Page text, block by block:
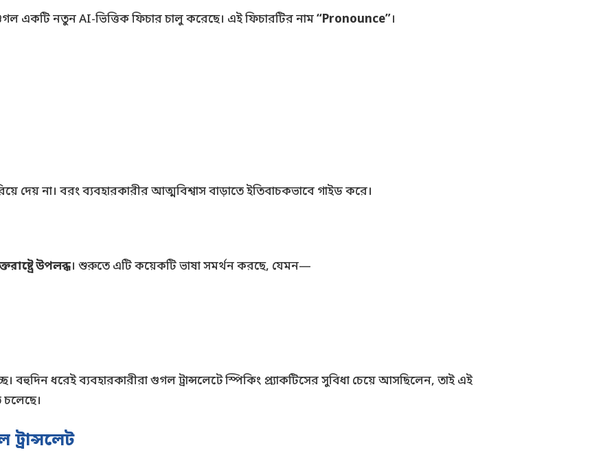
একটি নতুন AI-ভিত্তিক ফিচার চালু করেছে। এই ফিচারটির নাম“Pronounce”।
না। বরং ব্যবহারকারীর আত্মবিশ্বাস বাড়াতে ইতিবাচকভাবে গাইড করে।
উপলব্ধ। শুরুতে এটি কয়েকটি ভাষা সমর্থন করছে, যেমন—
ধরেই ব্যবহারকারীরা গুগল ট্রান্সলেটে স্পিকিং প্র্যাকটিসের সুবিধা চেয়ে আসছিলেন, তাই এই